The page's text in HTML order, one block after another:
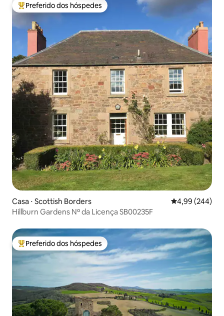
Entre os melhores preferidos dos hóspedes
Preferido dos hóspedes
Casa ⋅ Scottish Borders 4,99 de uma
4,99 (244)
Hillburn Gardens Nº da Licença SB00235F
Entre os melhores preferidos dos hóspedes
Preferido dos hóspedes